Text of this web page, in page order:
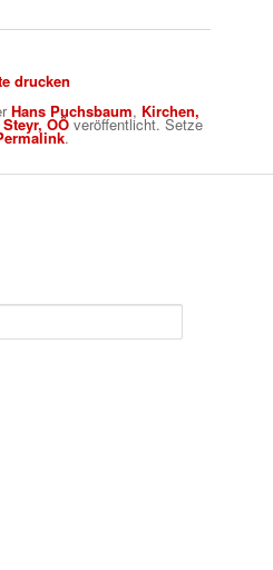
drucken
Hans Puchsbaum, Kirchen,
Steyr, OÖ veröffentlicht. Setze
.